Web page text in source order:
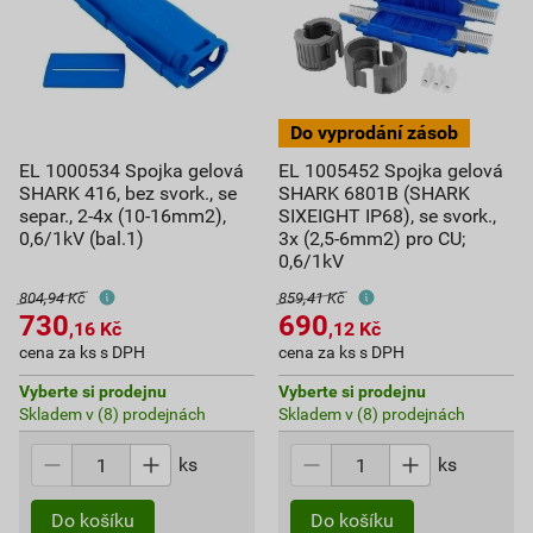
EL 1000534 Spojka gelová
SHARK 416, bez svork., se
separ., 2-4x (10-16mm2),
0,6/1kV (bal.1)
804,94 Kč
730,16 Kč
cena za ks s DPH
Vyberte si prodejnu
Skladem v (8) prodejnách
ks
Do košíku
EL 1005452 Spojka gelová
SHARK 6801B (SHARK
SIXEIGHT IP68), se svork.,
3x (2,5-6mm2) pro CU;
0,6/1kV
859,41 Kč
690,12 Kč
cena za ks s DPH
Vyberte si prodejnu
Skladem v (8) prodejnách
ks
Do košíku